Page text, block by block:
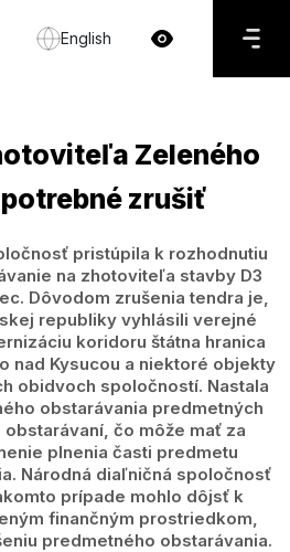
English
Zeleného
zrušiť
pristúpila k rozhodnutiu
na zhotoviteľa stavby D3
Dôvodom zrušenia tendra je,
republiky vyhlásili verejné
koridoru štátna hranica
nad Kysucou a niektoré objekty
obidvoch spoločností. Nastala
obstarávania predmetných
čo môže mať za
plnenia časti predmetu
Národná diaľničná spoločnosť
prípade mohlo dôjsť k
finančným prostriedkom,
predmetného obstarávania.